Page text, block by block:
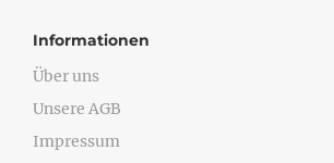
Informationen
Über uns
Unsere AGB
Impressum